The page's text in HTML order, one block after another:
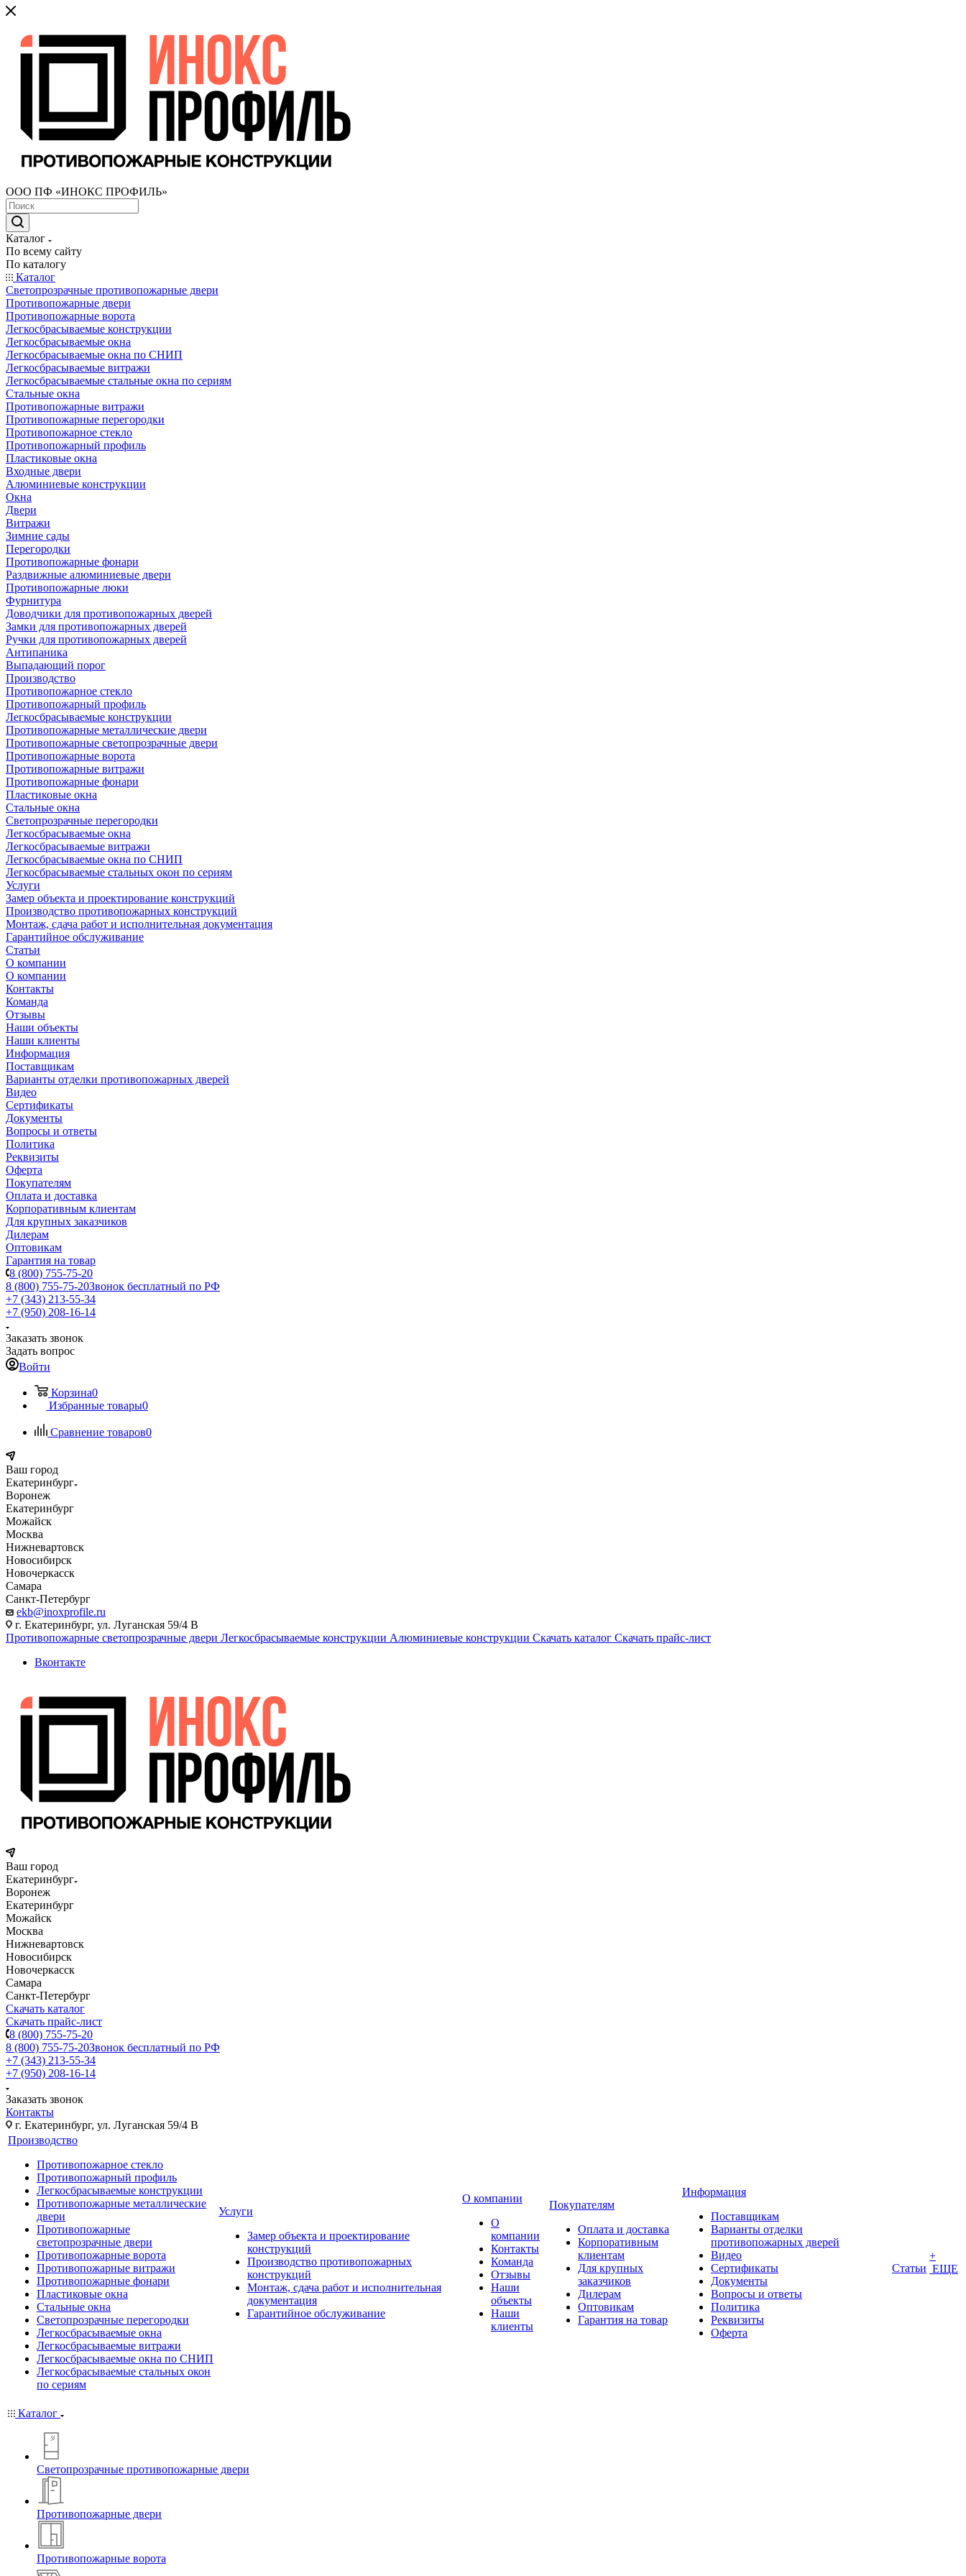
ООО ПФ «ИНОКС ПРОФИЛЬ»
Каталог
По всему сайту
По каталогу
Каталог
Светопрозрачные противопожарные двери
Противопожарные двери
Противопожарные ворота
Легкосбрасываемые конструкции
Легкосбрасываемые окна
Легкосбрасываемые окна по СНИП
Легкосбрасываемые витражи
Легкосбрасываемые стальные окна по сериям
Стальные окна
Противопожарные витражи
Противопожарные перегородки
Противопожарное стекло
Противопожарный профиль
Пластиковые окна
Входные двери
Алюминиевые конструкции
Окна
Двери
Витражи
Зимние сады
Перегородки
Противопожарные фонари
Раздвижные алюминиевые двери
Противопожарные люки
Фурнитура
Доводчики для противопожарных дверей
Замки для противопожарных дверей
Ручки для противопожарных дверей
Антипаника
Выпадающий порог
Производство
Противопожарное стекло
Противопожарный профиль
Легкосбрасываемые конструкции
Противопожарные металлические двери
Противопожарные светопрозрачные двери
Противопожарные ворота
Противопожарные витражи
Противопожарные фонари
Пластиковые окна
Стальные окна
Светопрозрачные перегородки
Легкосбрасываемые окна
Легкосбрасываемые витражи
Легкосбрасываемые окна по СНИП
Легкосбрасываемые стальных окон по сериям
Услуги
Замер объекта и проектирование конструкций
Производство противопожарных конструкций
Монтаж, сдача работ и исполнительная документация
Гарантийное обслуживание
Статьи
О компании
О компании
Контакты
Команда
Отзывы
Наши объекты
Наши клиенты
Информация
Поставщикам
Варианты отделки противопожарных дверей
Видео
Сертификаты
Документы
Вопросы и ответы
Политика
Реквизиты
Оферта
Покупателям
Оплата и доставка
Корпоративным клиентам
Для крупных заказчиков
Дилерам
Оптовикам
Гарантия на товар
8 (800) 755-75-20
8 (800) 755-75-20Звонок бесплатный по РФ
+7 (343) 213-55-34
+7 (950) 208-16-14
Заказать звонок
Задать вопрос
Войти
Корзина0
Избранные товары0
Сравнение товаров0
Ваш город
Екатеринбург
Воронеж
Екатеринбург
Можайск
Москва
Нижневартовск
Новосибирск
Новочеркасск
Самара
Санкт-Петербург
ekb@inoxprofile.ru
г. Екатеринбург, ул. Луганская 59/4 В
Противопожарные светопрозрачные двери Легкосбрасываемые конструкции Алюминиевые конструкции Скачать каталог Скачать прайс-лист
Вконтакте
Ваш город
Екатеринбург
Воронеж
Екатеринбург
Можайск
Москва
Нижневартовск
Новосибирск
Новочеркасск
Самара
Санкт-Петербург
Скачать каталог
Скачать прайс-лист
8 (800) 755-75-20
8 (800) 755-75-20Звонок бесплатный по РФ
+7 (343) 213-55-34
+7 (950) 208-16-14
Заказать звонок
Контакты
г. Екатеринбург, ул. Луганская 59/4 В
Производство
Противопожарное стекло
Противопожарный профиль
Легкосбрасываемые конструкции
Противопожарные металлические
двери
Противопожарные
светопрозрачные двери
Противопожарные ворота
Противопожарные витражи
Противопожарные фонари
Пластиковые окна
Стальные окна
Светопрозрачные перегородки
Легкосбрасываемые окна
Легкосбрасываемые витражи
Легкосбрасываемые окна по СНИП
Легкосбрасываемые стальных окон
по сериям
Услуги
Замер объекта и проектирование
конструкций
Производство противопожарных
конструкций
Монтаж, сдача работ и исполнительная
документация
Гарантийное обслуживание
О компании
О
компании
Контакты
Команда
Отзывы
Наши
объекты
Наши
клиенты
Покупателям
Оплата и доставка
Корпоративным
клиентам
Для крупных
заказчиков
Дилерам
Оптовикам
Гарантия на товар
Информация
Поставщикам
Варианты отделки
противопожарных дверей
Видео
Сертификаты
Документы
Вопросы и ответы
Политика
Реквизиты
Оферта
Статьи
+
ЕЩЕ
Каталог
Светопрозрачные противопожарные двери
Противопожарные двери
Противопожарные ворота